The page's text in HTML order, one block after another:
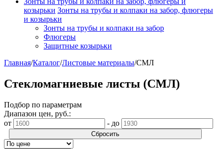
козырьки Зонты на трубы и колпаки на забор, флюгеры
и козырьки
Зонты на трубы и колпаки на забор
Флюгеры
Защитные козырьки
Главная/Каталог/Листовые материалы/СМЛ
Стекломагниевые листы (СМЛ)
Подбор по параметрам
Диапазон цен, руб.:
от
- до
Сбросить